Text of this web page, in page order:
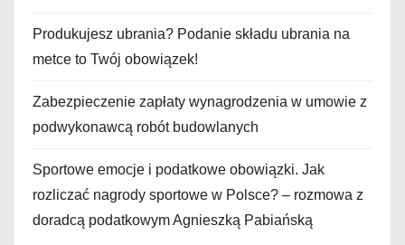
Produkujesz ubrania? Podanie składu ubrania na
metce to Twój obowiązek!
Zabezpieczenie zapłaty wynagrodzenia w umowie z
podwykonawcą robót budowlanych
Sportowe emocje i podatkowe obowiązki. Jak
rozliczać nagrody sportowe w Polsce? – rozmowa z
doradcą podatkowym Agnieszką Pabiańską